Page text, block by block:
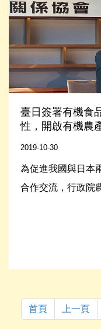
Read More
臺日簽署有機食
性，開啟有機農
2019-10-30
為促進我國與日本
合作交流，行政院
首頁 上一頁